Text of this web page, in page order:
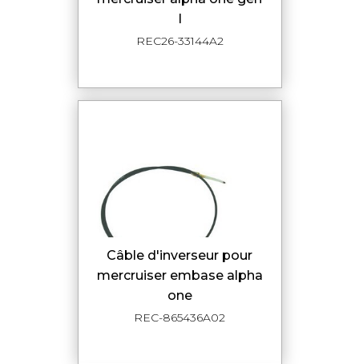
I
REC26-33144A2
câble d'inverseur pour
mercruiser embase alpha
one
REC-865436A02